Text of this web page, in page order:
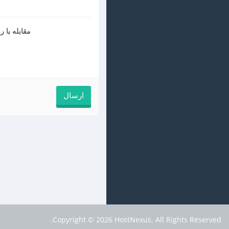
مقابله با
Copyright © 2026 HostNexus. All Rights Reserved.